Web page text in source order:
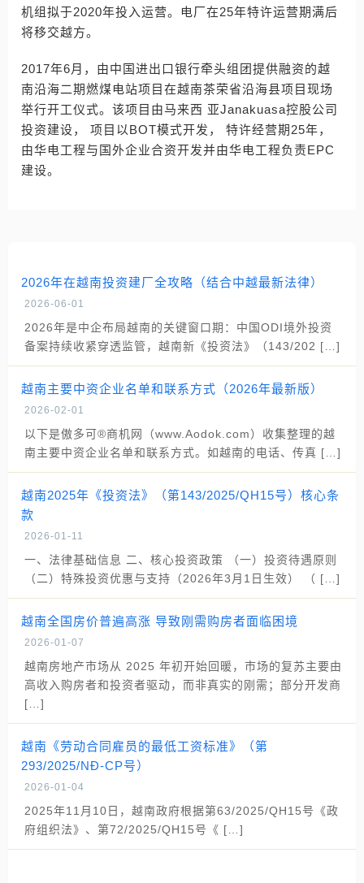
机组拟于2020年投入运营。电厂在25年特许运营期满后
将移交越方。
2017年6月，由中国进出口银行牵头组团提供融资的越
南沿海二期燃煤电站项目在越南茶荣省沿海县项目现场
举行开工仪式。该项目由马来西 亚Janakuasa控股公司
投资建设， 项目以BOT模式开发， 特许经营期25年，
由华电工程与国外企业合资开发并由华电工程负责EPC
建设。
2026年在越南投资建厂全攻略（结合中越最新法律）
2026-06-01
2026年是中企布局越南的关键窗口期：中国ODI境外投资
备案持续收紧穿透监管，越南新《投资法》（143/202 […]
越南主要中资企业名单和联系方式（2026年最新版）
2026-02-01
以下是傲多可®商机网（www.Aodok.com）收集整理的越
南主要中资企业名单和联系方式。如越南的电话、传真 […]
越南2025年《投资法》（第143/2025/QH15号）核心条
款
2026-01-11
一、法律基础信息 二、核心投资政策 （一）投资待遇原则
（二）特殊投资优惠与支持（2026年3月1日生效） （ […]
越南全国房价普遍高涨 导致刚需购房者面临困境
2026-01-07
越南房地产市场从 2025 年初开始回暖，市场的复苏主要由
高收入购房者和投资者驱动，而非真实的刚需；部分开发商
[…]
越南《劳动合同雇员的最低工资标准》（第
293/2025/NĐ-CP号）
2026-01-04
2025年11月10日，越南政府根据第63/2025/QH15号《政
府组织法》、第72/2025/QH15号《 […]